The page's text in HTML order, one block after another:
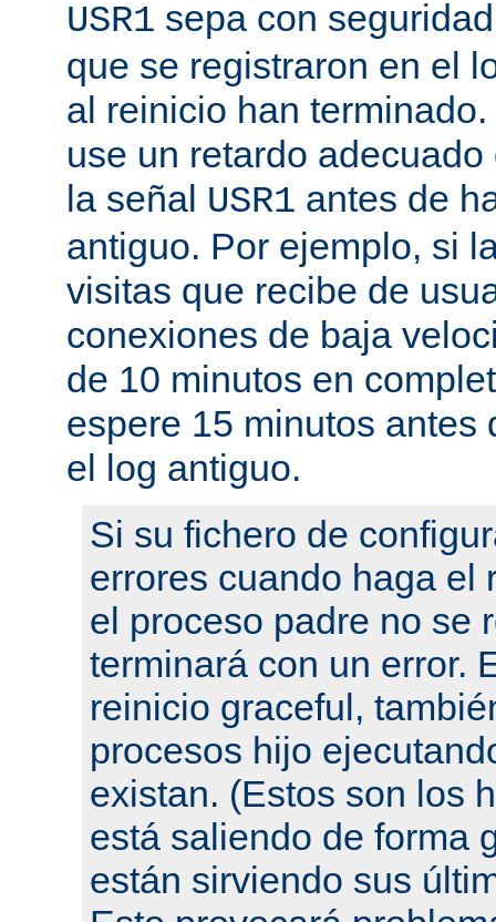
USR1 sepa con
que se registraron en el
al reinicio han
use un retardo
la señal USR1 antes de
antiguo. Por ejemplo, si
visitas que recibe de
conexiones de baja
de 10 minutos en
espere 15 minutos antes
el log antiguo.
Si su fichero de
errores cuando haga el
el proceso padre no se
terminará con un error.
reinicio graceful,
procesos hijo
existan. (Estos son los
está saliendo de forma
están sirviendo sus